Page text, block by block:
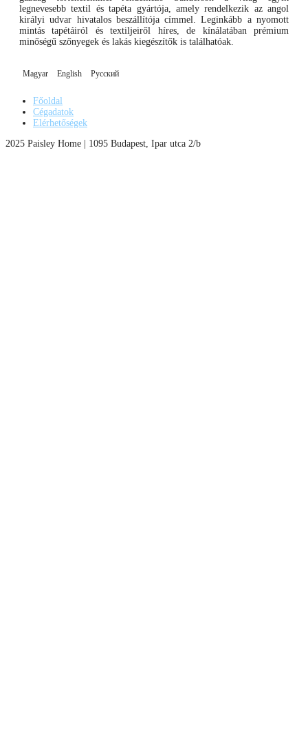
legnevesebb textil és tapéta gyártója, amely rendelkezik az angol
királyi udvar hivatalos beszállítója címmel. Leginkább a nyomott
mintás tapétáiról és textiljeiről híres, de kínálatában prémium
minőségű szőnyegek és lakás kiegészítők is találhatóak.
Magyar English Русский
Főoldal
Cégadatok
Elérhetőségek
2025 Paisley Home | 1095 Budapest, Ipar utca 2/b